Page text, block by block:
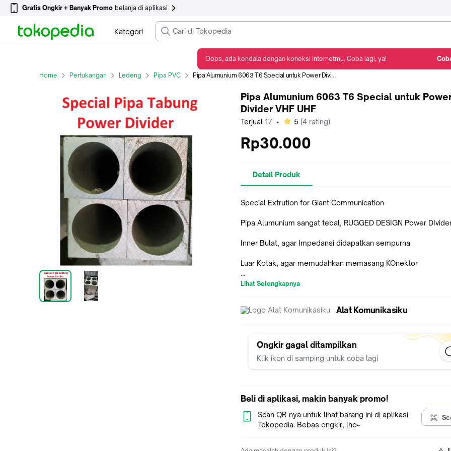
Gratis Ongkir + Banyak Promo belanja di aplikasi
Kategori
Home Pertukangan Ledeng Pipa PVC Pipa Alumunium 6063 T6 Special untuk Power Divider VHF UHF
Pipa Alumunium 6063 T6 Special untuk
Divider VHF UHF
Terjual 17 • bintang
5 (4 rating)
Rp30.000
Detail Produk
Special Extrution for Giant Communication
Pipa Alumunium sangat tebal, RUGGED DESIGN Power
Inner Bulat, agar Impedansi didapatkan sempurna
Luar Kotak, agar memudahkan memasang KOnektor
Tidak seperti Power Divider pada umumnya, yang memakai
harga barang ini adalah per 10cm
Lihat Selengkapnya
Alat Komunikasiku
Ongkir gagal ditampilkan
Klik ikon di samping untuk coba lagi
Beli di aplikasi, makin banyak promo!
Scan QR-nya untuk lihat barang ini di aplikasi
Tokopedia. Bebas ongkir, lho~
Oops, ada kendala dengan koneksi internetmu. Coba lagi, ya!